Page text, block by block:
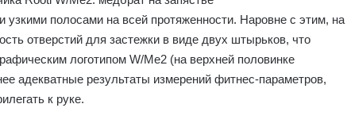
полосами на всей протяженности. Наровне с этим, на
отверстий для застежки в виде двух штырьков, что
логотипом W/Me2 (на верхней половинке
адекватные результаты измерений фитнес-параметров,
к руке.